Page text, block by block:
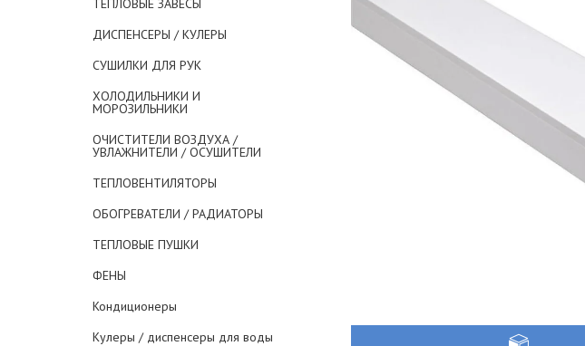
ТЕПЛОВЫЕ ЗАВЕСЫ
ДИСПЕНСЕРЫ / КУЛЕРЫ
СУШИЛКИ ДЛЯ РУК
ХОЛОДИЛЬНИКИ И
МОРОЗИЛЬНИКИ
ОЧИСТИТЕЛИ ВОЗДУХА /
УВЛАЖНИТЕЛИ / ОСУШИТЕЛИ
ТЕПЛОВЕНТИЛЯТОРЫ
ОБОГРЕВАТЕЛИ / РАДИАТОРЫ
ТЕПЛОВЫЕ ПУШКИ
ФЕНЫ
Кондиционеры
Кулеры / диспенсеры для воды